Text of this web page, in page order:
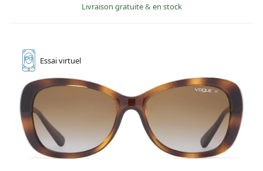
Livraison gratuite& en stock
Essaivirtuel